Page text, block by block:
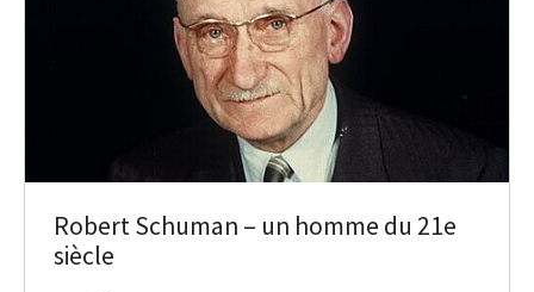
Robert Schuman – un homme du 21e
siècle